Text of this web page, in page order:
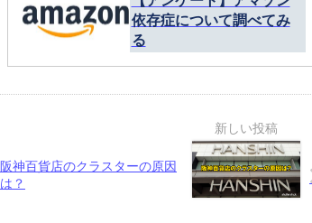
依存症について調べてみ
る
阪神百貨店のクラスターの原因
は？